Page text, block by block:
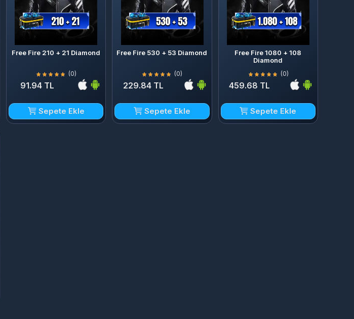
Free Fire 210 + 21 Diamond
(0)
91.94 TL
Sepete Ekle
Free Fire 530 + 53 Diamond
(0)
229.84 TL
Sepete Ekle
Free Fire 1080 + 108
Diamond
(0)
459.68 TL
Sepete Ekle